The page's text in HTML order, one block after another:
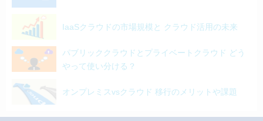
IaaSクラウドの市場規模と クラウド活用の未来
パブリッククラウドとプライベートクラウド どう
やって使い分ける？
オンプレミスvsクラウド 移行のメリットや課題